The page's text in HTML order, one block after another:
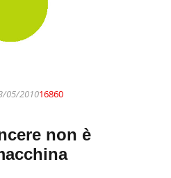
05/201016860
non è